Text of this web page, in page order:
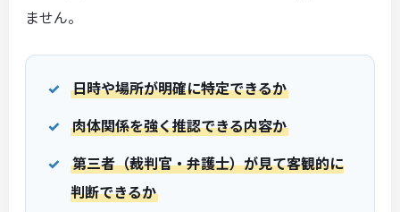
ません。
日時や場所が明確に特定できるか
肉体関係を強く推認できる内容か
第三者（裁判官・弁護士）が見て客観的に
判断できるか